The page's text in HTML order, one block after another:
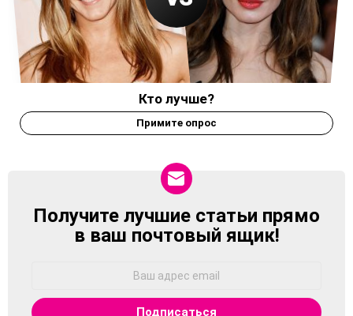
Кто лучше?
Примите опрос
NEWSLETTER
Получите лучшие статьи прямо
в ваш почтовый ящик!